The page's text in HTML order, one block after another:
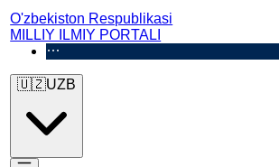
O'zbekiston Respublikasi
MILLIY ILMIY PORTALI
🇺🇿UZB